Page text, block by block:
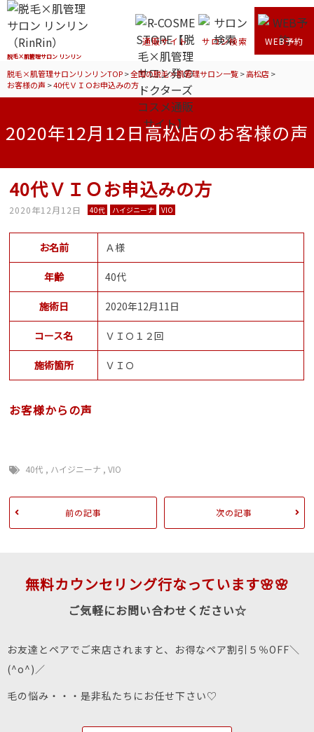
脱毛×肌管理サロン リンリン
通販サイト サロン検索 WEB予約
脱毛×肌管理サロンリンリンTOP>全国の脱毛×肌管理サロン一覧>高松店>
お客様の声 >40代ＶＩＯお申込みの方
2020年12月12日高松店のお客様の声
40代ＶＩＯお申込みの方
2020年12月12日 40代 ハイジニーナ VIO
お名前 Ａ様
年齢 40代
施術日 2020年12月11日
コース名 ＶＩＯ１２回
施術箇所 ＶＩＯ
お客様からの声
40代 , ハイジニーナ ,VIO
前の記事 次の記事
無料カウンセリング行なっています🌸🌸
ご気軽にお問い合わせください☆
お友達とペアでご来店されますと、お得なペア割引５％OFF＼
(^o^)／
毛の悩み・・・是非私たちにお任せ下さい♡